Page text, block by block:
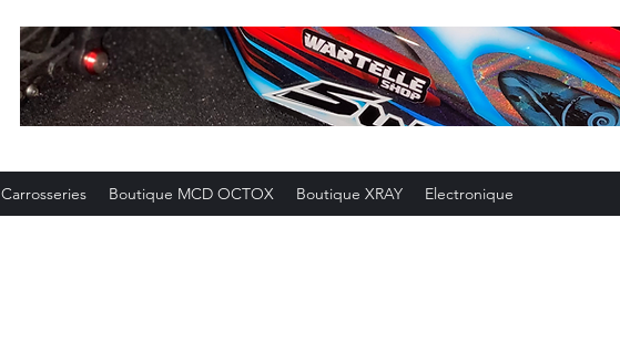
Carrosseries Boutique MCD OCTOX Boutique XRAY Electronique